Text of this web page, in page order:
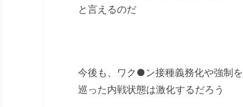
と言えるのだ
今後も、ワク ●ン接種義務化や強制を
巡った内戦状態は激化するだろう